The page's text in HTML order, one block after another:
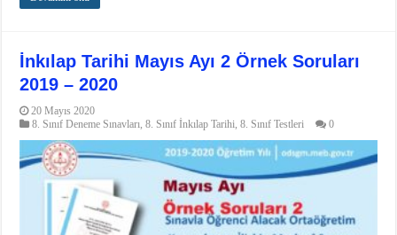
İnkılap Tarihi Mayıs Ayı 2 Örnek Soruları
2019 – 2020
20 Mayıs 2020
8. Sınıf Deneme Sınavları,8. Sınıf İnkılap Tarihi,8. Sınıf Testleri 0